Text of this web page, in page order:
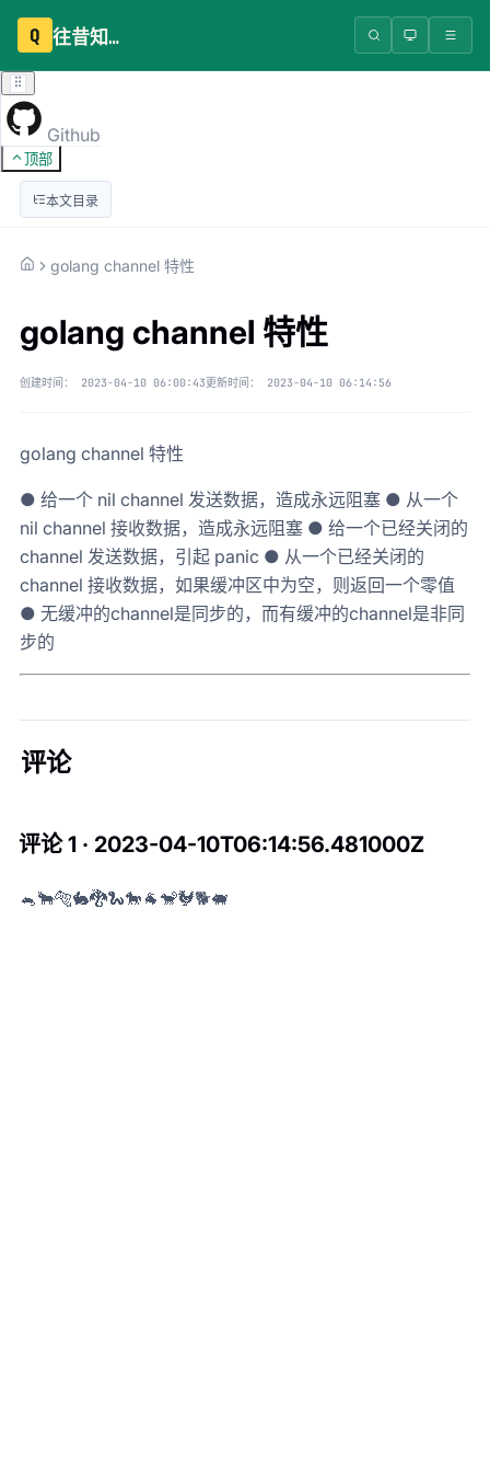
Q 往昔知识库
Github
顶部
本文目录
golang channel 特性
golang channel 特性
创建时间： 2023-04-10 06:00:43更新时间： 2023-04-10 06:14:56
golang channel 特性
● 给一个 nil channel 发送数据，造成永远阻塞 ● 从一个
nil channel 接收数据，造成永远阻塞 ● 给一个已经关闭的
channel 发送数据，引起 panic ● 从一个已经关闭的
channel 接收数据，如果缓冲区中为空，则返回一个零值
● 无缓冲的channel是同步的，而有缓冲的channel是非同
步的
评论
评论 1 · 2023-04-10T06:14:56.481000Z
🐁🐂🐅🐇🐉🐍🐎🐐🐒🐓🐕🐖